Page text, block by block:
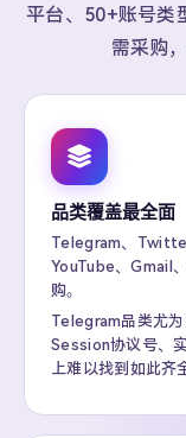
平台、50+账号类
需采购
品类覆盖最全面
Telegram、
YouTube、Gmail
购。
Telegram品类尤
Session协议号、
上难以找到如此齐